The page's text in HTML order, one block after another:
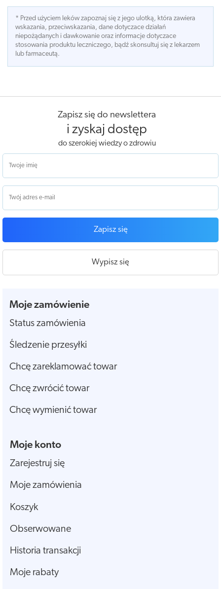
* Przed użyciem leków zapoznaj się z jego ulotką, która zawiera
wskazania, przeciwskazania, dane dotyczace działań
niepożądanych i dawkowanie oraz informacje dotyczace
stosowania produktu leczniczego, bądź skonsultuj się z lekarzem
lub farmaceutą.
Zapisz się do newslettera
i zyskaj dostęp
do szerokiej wiedzy o zdrowiu
Zapisz się
Wypisz się
Moje zamówienie
Status zamówienia
Śledzenie przesyłki
Chcę zareklamować towar
Chcę zwrócić towar
Chcę wymienić towar
Moje konto
Zarejestruj się
Moje zamówienia
Koszyk
Obserwowane
Historia transakcji
Moje rabaty